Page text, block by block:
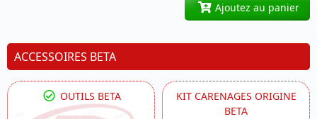
Ajoutez au panier
ACCESSOIRES BETA
OUTILS BETA
KIT CARENAGES ORIGINE
BETA